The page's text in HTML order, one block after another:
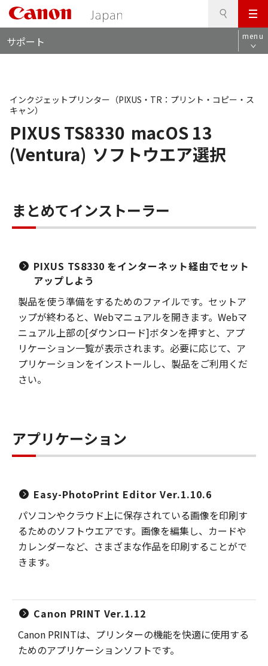
メ
ニ
ュ
サポート menu
PIXUS TS8330 macOS 13
(Ventura) ソフトウエア選択
インクジェットプリンター（PIXUS・TR：プリント・コピー・ス
キャン）
まとめてインストーラー
PIXUS TS8330 をインターネット経由でセット
アップしよう
製品を使う準備をするためのファイルです。セットア
ップが終わると、Webマニュアルを開きます。Webマ
ニュアル上部の[ダウンロード]ボタンを押すと、アプ
リケーション一覧が表示されます。必要に応じて、ア
プリケーションをインストールし、製品をご利用くだ
さい。
アプリケーション
Easy-PhotoPrint Editor Ver.1.10.6
パソコンやクラウド上に保存されている画像を印刷す
るためのソフトウエアです。画像を編集し、カードや
カレンダーなど、さまざまな作品を印刷することがで
きます。
Canon PRINT Ver.1.12
Canon PRINTは、プリンターの機能を快適に使用する
ためのアプリケーションソフトです。